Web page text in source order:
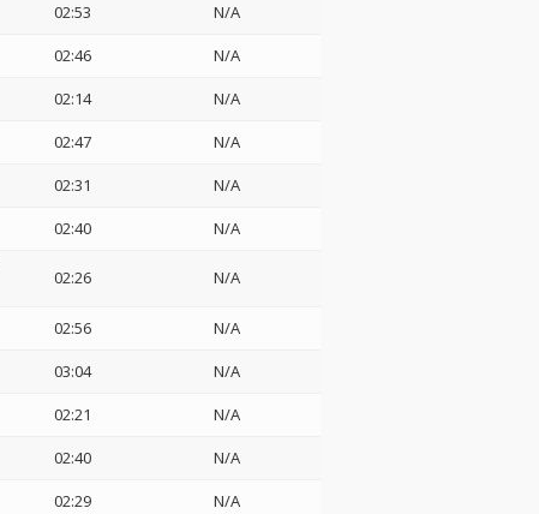
02:53
N/A
02:46
N/A
02:14
N/A
02:47
N/A
02:31
N/A
02:40 N/A
02:26 N/A
02:56
N/A
03:04
N/A
02:21
N/A
02:40
N/A
02:29 N/A